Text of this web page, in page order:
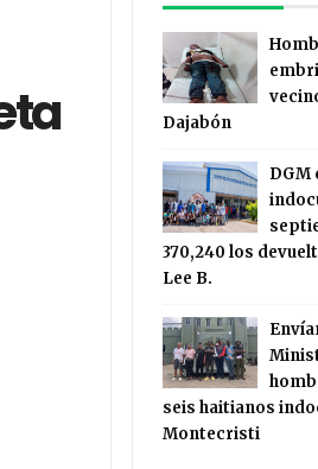
Dajabón
DGM
370,240 los
Lee B.
seis haitianos
Montecristi